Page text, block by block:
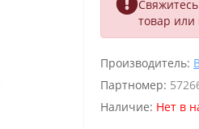
товар
Производитель:
Партномер:
Наличие: Нет в